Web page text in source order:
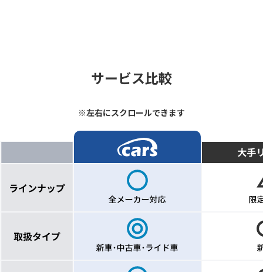
サービス比較
※左右にスクロールできます